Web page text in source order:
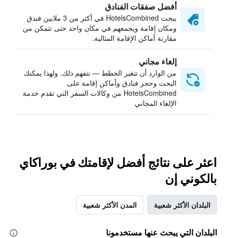
أفضل صفقات الفنادق
يبحث HotelsCombined في أكثر من 3 ملايين فندق
ومكان إقامة ويجمعهم في مكان واحد حتى تتمكن من
مقارنة أماكن الإقامة المثالية.
إلغاء مجاني
من الوارد أن تتغير الخطط — نتفهم ذلك. ولهذا يمكنك
البحث وحجز فنادق وأماكن إقامة على
HotelsCombined من وكالات السفر التي تقدم خدمة
الإلغاء المجاني
اعثر على نتائج أفضل لإقامتك في بوراكاي
بالكوني إن
البلدان الأكثر شعبية المدن الأكثر شعبية
البلدان التي يبحث عنها مستخدمونا